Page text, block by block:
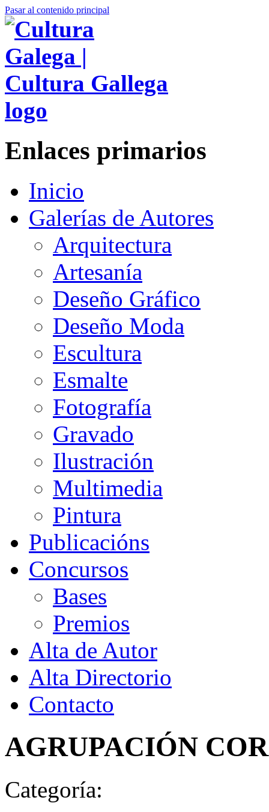
Pasar al contenido principal
Enlaces primarios
Inicio
Galerías de Autores
Arquitectura
Artesanía
Deseño Gráfico
Deseño Moda
Escultura
Esmalte
Fotografía
Gravado
Ilustración
Multimedia
Pintura
Publicacións
Concursos
Bases
Premios
Alta de Autor
Alta Directorio
Contacto
AGRUPACIÓN
Categoría: